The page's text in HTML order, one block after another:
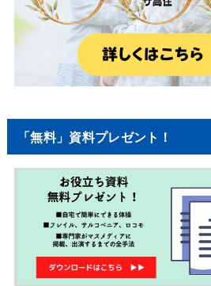
「無料」資料プレゼント！